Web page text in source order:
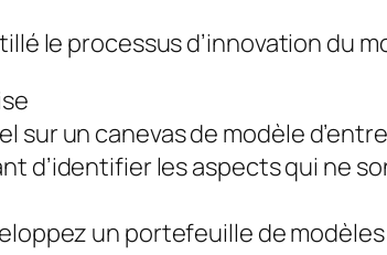
le processus d’innovation du
sur un canevas de modèle
d’identifier les aspects qui ne
un portefeuille de